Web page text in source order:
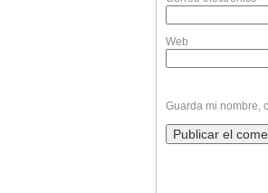
Web
Guarda mi nombre,